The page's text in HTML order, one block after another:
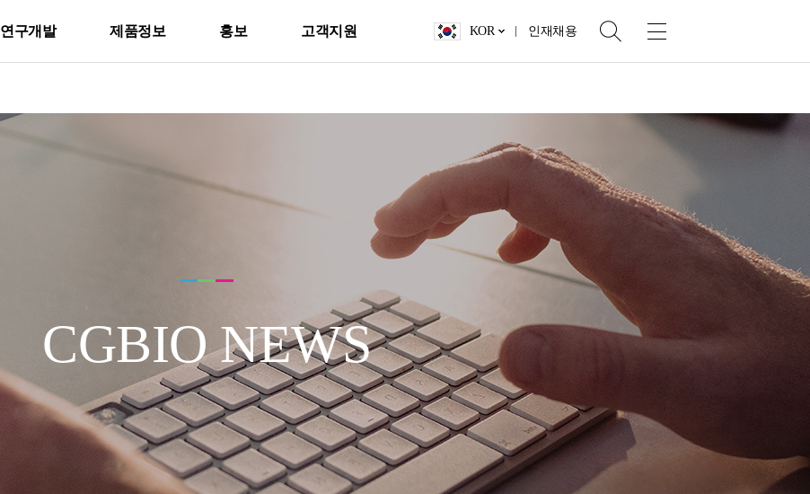
연구개발 제품정보 홍보 고객지원 KOR 인재채용
CGBIO NEWS